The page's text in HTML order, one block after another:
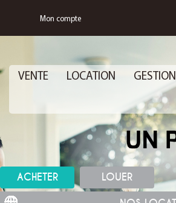
Mon compte
VENTE LOCATION GESTION
ACHETER LOUER